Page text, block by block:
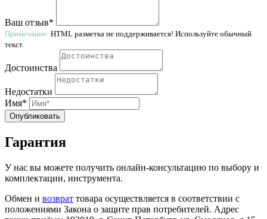
Ваш отзыв*
Примечание: HTML разметка не поддерживается! Используйте обычный
текст.
Достоинства
Недостатки
Имя*
Опубликовать
Гарантия
У нас вы можете получить онлайн-консультацию по выбору и
комплектации, инструмента.
Обмен и возврат товара осуществляется в соответствии с
положениями Закона о защите прав потребителей. Адрес